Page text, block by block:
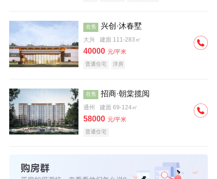
效果图 在售 兴创·沐春墅
大兴 建面 111-283㎡
40000 元/平米
普通住宅 洋房
在售 招商·朝棠揽阅
通州 建面 69-124㎡
58000 元/平米
普通住宅